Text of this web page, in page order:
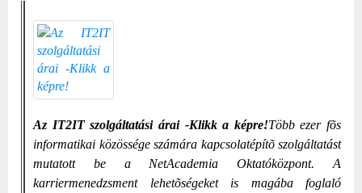
Az IT2IT szolgáltatási árai -Klikk a képre!Több ezer fõs
informatikai közössége számára kapcsolatépítõ szolgáltatást
mutatott be a NetAcademia Oktatóközpont. A
karriermenedzsment lehetõségeket is magába foglaló